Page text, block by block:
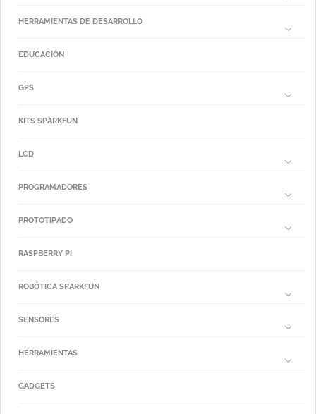
HERRAMIENTAS DE DESARROLLO
EDUCACIÓN
GPS
KITS SPARKFUN
LCD
PROGRAMADORES
PROTOTIPADO
RASPBERRY PI
ROBÓTICA SPARKFUN
SENSORES
HERRAMIENTAS
GADGETS